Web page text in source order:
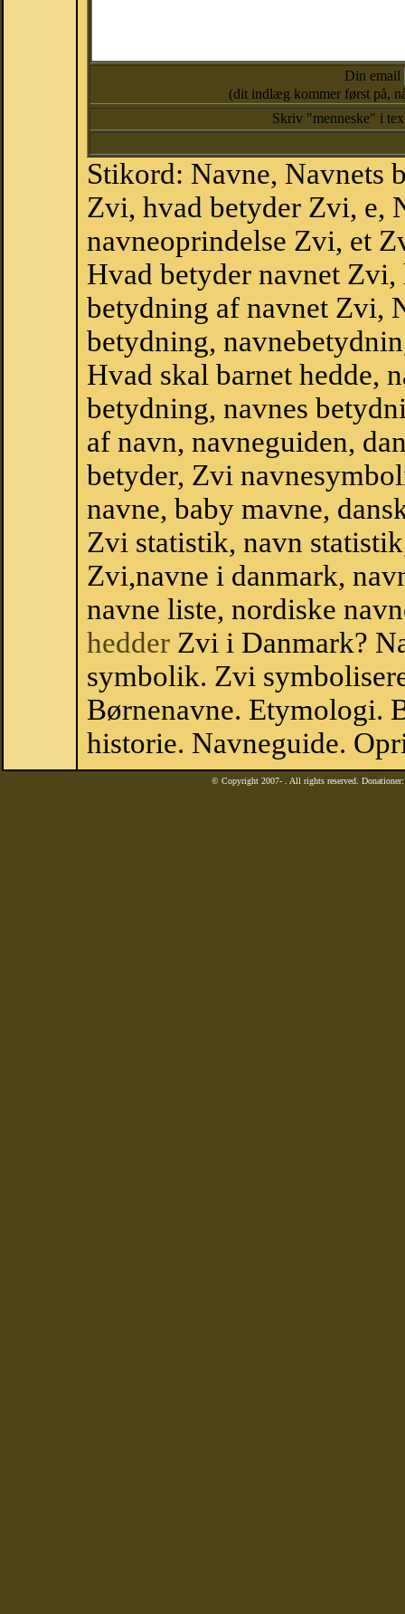
Din email
(dit indlæg kommer først på,
Skriv "menneske" i
Stikord: Navne, Navnets
Zvi, hvad betyder Zvi, e,
navneoprindelse Zvi, et
Hvad betyder navnet
betydning af navnet Zvi,
betydning,
Hvad skal barnet hedde,
betydning, navnes
af navn, navneguiden,
betyder, Zvi
navne, baby mavne,
Zvi statistik, navn
Zvi,navne i danmark,
navne liste, nordiske
hedder Zvi i Danmark?
symbolik. Zvi
Børnenavne. Etymologi.
historie. Navneguide.
© Copyright 2007- . All rights reserved.